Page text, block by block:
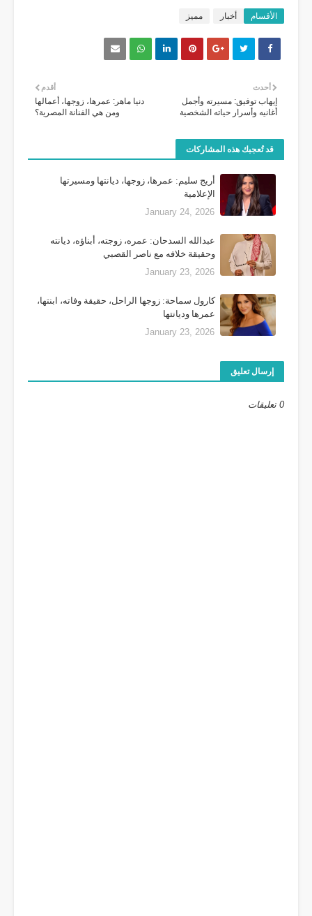
الأقسام أخبار مميز
أحدث
إيهاب توفيق: مسيرته وأجمل
أغانيه وأسرار حياته الشخصية
أقدم
دنيا ماهر: عمرها، زوجها، أعمالها
ومن هي الفنانة المصرية؟
قد تُعجبك هذه المشاركات
أريج سليم: عمرها، زوجها، ديانتها ومسيرتها
الإعلامية
January 24, 2026
عبدالله السدحان: عمره، زوجته، أبناؤه، ديانته
وحقيقة خلافه مع ناصر القصبي
January 23, 2026
كارول سماحة: زوجها الراحل، حقيقة وفاته، ابنتها،
عمرها وديانتها
January 23, 2026
إرسال تعليق
0 تعليقات